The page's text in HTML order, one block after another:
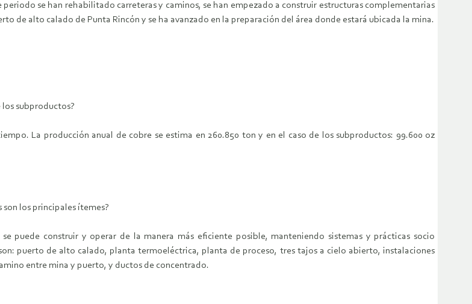
se han rehabilitado carreteras y caminos, se han empezado a construir estructuras complementarias
de alto calado de Punta Rincón y se ha avanzado en la preparación del área donde estará ubicada la mina.
subproductos?
La producción anual de cobre se estima en 260.850 ton y en el caso de los subproductos: 99.600 oz
los principales ítemes?
puede construir y operar de la manera más eficiente posible, manteniendo sistemas y prácticas socio
puerto de alto calado, planta termoeléctrica, planta de proceso, tres tajos a cielo abierto, instalaciones
entre mina y puerto, y ductos de concentrado.